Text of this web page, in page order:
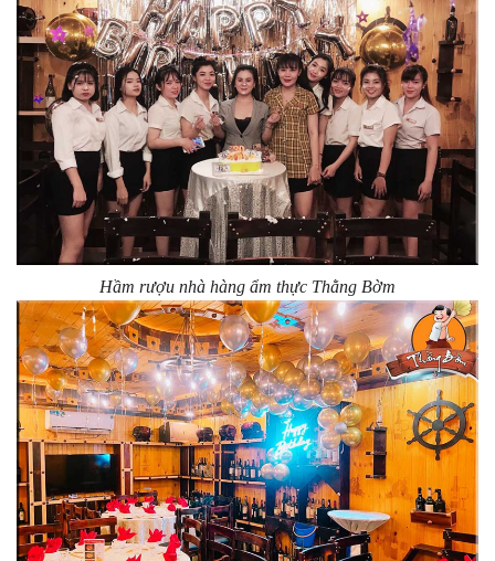
Hầm rượu nhà hàng ẩm thực Thằng Bờm